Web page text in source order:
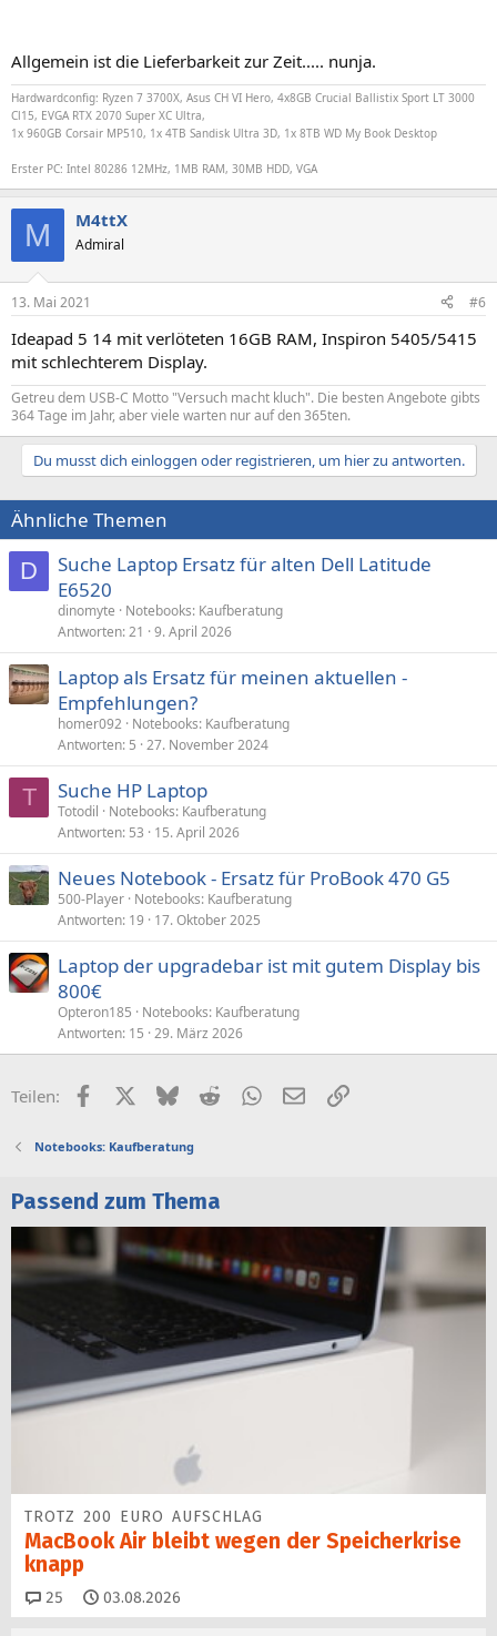
Allgemein ist die Lieferbarkeit zur Zeit..... nunja.
Hardwardconfig: Ryzen 7 3700X, Asus CH VI Hero, 4x8GB Crucial Ballistix Sport LT 3000
Cl15, EVGA RTX 2070 Super XC Ultra,
1x 960GB Corsair MP510, 1x 4TB Sandisk Ultra 3D, 1x 8TB WD My Book Desktop
Erster PC: Intel 80286 12MHz, 1MB RAM, 30MB HDD, VGA
M M4ttX
Admiral
13. Mai 2021 #6
Ideapad 5 14 mit verlöteten 16GB RAM, Inspiron 5405/5415
mit schlechterem Display.
Getreu dem USB-C Motto "Versuch macht kluch". Die besten Angebote gibts
364 Tage im Jahr, aber viele warten nur auf den 365ten.
Du musst dich einloggen oder registrieren, um hier zu antworten.
Ähnliche Themen
D
Suche Laptop Ersatz für alten Dell Latitude
E6520
dinomyte
Notebooks: Kaufberatung
Antworten 21 9. April 2026
Laptop als Ersatz für meinen aktuellen -
Empfehlungen?
homer092 Notebooks: Kaufberatung
Antworten 5 27. November 2024
T Suche HP Laptop
Totodil
Notebooks: Kaufberatung
Antworten 53 15. April 2026
Neues Notebook - Ersatz für ProBook 470 G5
500-Player Notebooks: Kaufberatung
Antworten 19 17. Oktober 2025
Laptop der upgradebar ist mit gutem Display bis
800€
Opteron185
Notebooks: Kaufberatung
Antworten 15 29. März 2026
Teilen: FacebookX (Twitter)
BlueskyRedditWhatsApp
E-MailLink
Notebooks: Kaufberatung
Passend zum Thema
TROTZ 200 EURO AUFSCHLAG
MacBook Air bleibt wegen der Speicherkrise
knapp
25 Kommentare
03.08.2026